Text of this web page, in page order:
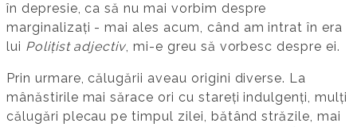
în depresie, ca să nu mai vorbim despre
marginalizați - mai ales acum, când am intrat în era
lui Polițist adjectiv, mi-e greu să vorbesc despre ei.
Prin urmare, călugării aveau origini diverse. La
mânăstirile mai sărace ori cu stareți indulgenți, mulți
călugări plecau pe timpul zilei, bătând străzile, mai